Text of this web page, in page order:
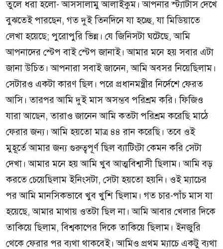
তুলে ধরা হলো- আসসালামু আলাইকুম। আপনার স্ট্যাটাস দেখে
বুঝতেই পারছেন, গত দুই তিনদিনে যা হচ্ছে, যা মিডিয়াতে
লেখা হয়েছে; পুরোপুরি ভিন্ন। যে জিনিসটা ঘটেছে, আমি
আপনাদের স্টেপ বাই স্টেপ জানাই। আমার মনে হয় সবার এটা
জানা উচিত। আপনারা সবাই জানেন, আমি অবসর নিয়েছিলাম।
সেটারও একটা কারণ ছিল। পরে প্রধানমন্ত্রীর নির্দেশে ফেরত
আসি। তারপর আমি দুই মাস অসম্ভব পরিশ্রম করি। ফিজিও
যারা আছেন, তারাও জানেন আমি কতটা পরিশ্রম করেছি মাঠে
ফেরার জন্য। আমি হয়তো মাত্র ৪৪ রান করেছি। তবে ওই
মুহূর্তে আমার জন্য গুরুত্বপূর্ণ ছিল ব্যাটিংটা কেমন করি সেটা
দেখা। আমার মনে হয় আমি খুব আত্মবিশ্বাসী ছিলাম। আমি বড়
করতে চেয়েছিলাম ইনিংসটা, সেটা হয়তো হয়নি। ওই ম্যাচের
পর আমি মানসিকভাবে খুব খুশি ছিলাম। গত চার-পাঁচ মাস যা
হয়েছে, আমার মাথায় ওতটা ছিল না। আমি আবার খেলার দিকে
তাকিয়ে ছিলাম, বিশ্বকাপের দিকে তাকিয়ে ছিলাম। ইনজুরি
থেকে ফেরার পর ব্যথা থাকবেই। আমিও প্রথম ম্যাচে একটু ব্যথা